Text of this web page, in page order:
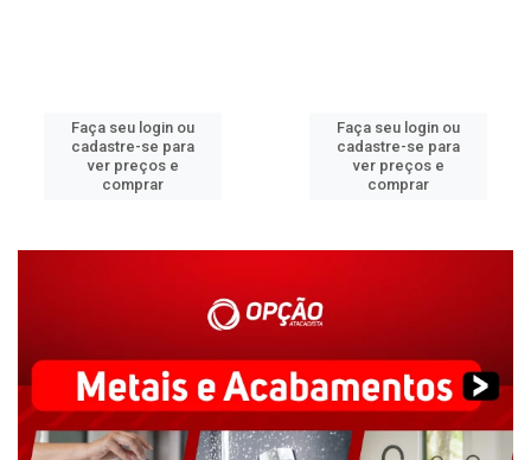
Faça seu login ou
cadastre-se para
ver preços e
comprar
Faça seu login ou
cadastre-se para
ver preços e
comprar